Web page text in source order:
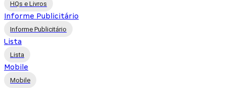
HQs e Livros
Informe Publicitário
Informe Publicitário
Lista
Lista
Mobile
Mobile